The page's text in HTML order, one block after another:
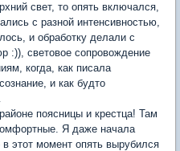
свет, то опять включался,
с разной интенсивностью,
и обработку делали с
:)), световое сопровождение
когда, как писала
и как будто
поясницы и крестца! Там
Я даже начала
этот момент опять вырубился